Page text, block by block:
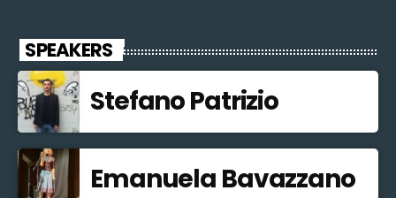
SPEAKERS
Stefano Patrizio
Emanuela Bavazzano